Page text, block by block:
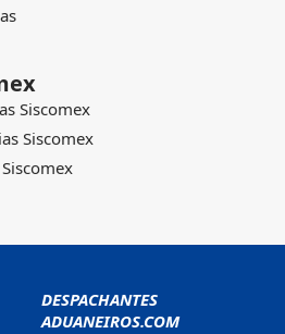
Siscomex
Siscomex
DESPACHANTES
ADUANEIROS.COM